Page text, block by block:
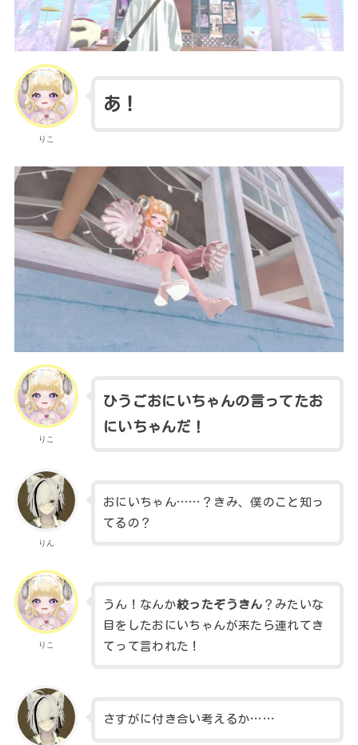
りこ
あ！
りこ
ひうごおにいちゃんの言ってたお
にいちゃんだ！
りん
おにいちゃん……？きみ、僕のこと知っ
てるの？
りこ
うん！なんか絞ったぞうきん ？みたいな
目をしたおにいちゃんが来たら連れてき
てって言われた！
さすがに付き合い考えるか……